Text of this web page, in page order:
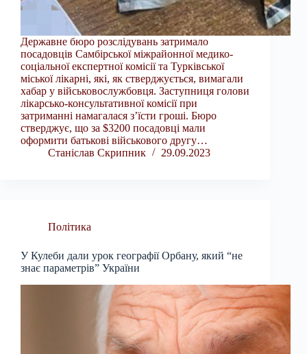
Державне бюро розслідувань затримало
посадовців Самбірської міжрайонної медико-
соціальної експертної комісії та Турківської
міської лікарні, які, як стверджується, вимагали
хабар у військовослужбовця. Заступниця голови
лікарсько-консультативної комісії при
затриманні намагалася з’їсти гроші. Бюро
стверджує, що за $3200 посадовці мали
оформити батькові військового другу…
Станіслав Скрипник
29.09.2023
Політика
У Кулеби дали урок географії Орбану, який “не
знає параметрів” України